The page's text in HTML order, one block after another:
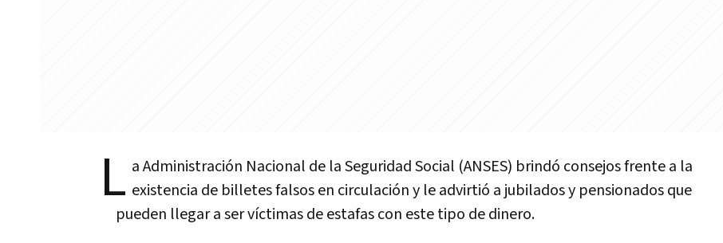
L a Administración Nacional de la Seguridad Social (ANSES) brindó consejos frente a la
existencia de billetes falsos en circulación y le advirtió a jubilados y pensionados que
pueden llegar a ser víctimas de estafas con este tipo de dinero.